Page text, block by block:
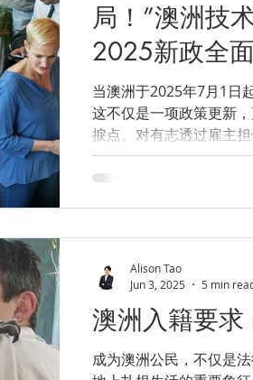
局！”澳洲技
2025新政全
当澳洲于2025年7月1日
这不仅是一项政策更新
捩点。对有志透过雇主
说，这项调整代表竞争
正具备实力的人才而言
澳洲入籍要
成为澳洲公民，不仅是
Alison Tao
Jun 3, 2025
5 min